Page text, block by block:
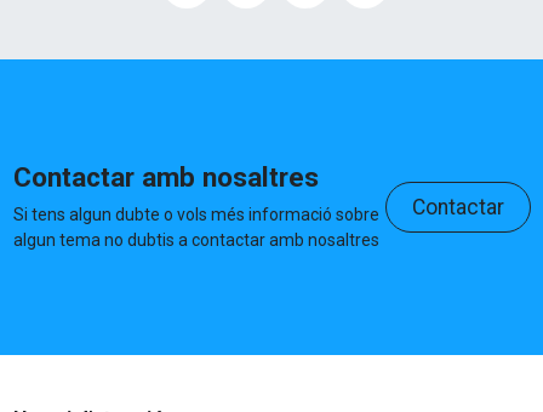
Contactar amb nosaltres
Si tens algun dubte o vols més informació sobre
algun tema no dubtis a contactar amb nosaltres
Contactar